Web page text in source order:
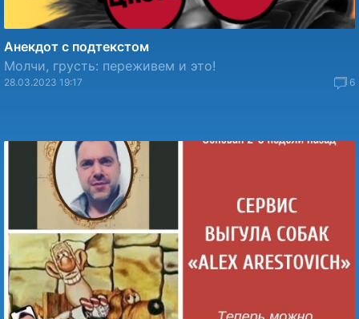
Анекдот с подтекстом
Молчи, грусть: переживем и это!
28.03.2023 19:17 6